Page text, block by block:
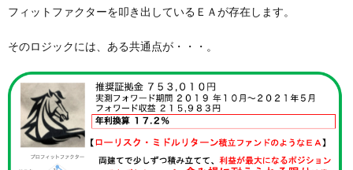
フィットファクターを叩き出しているＥＡが存在します。
そのロジックには、ある共通点が・・・。